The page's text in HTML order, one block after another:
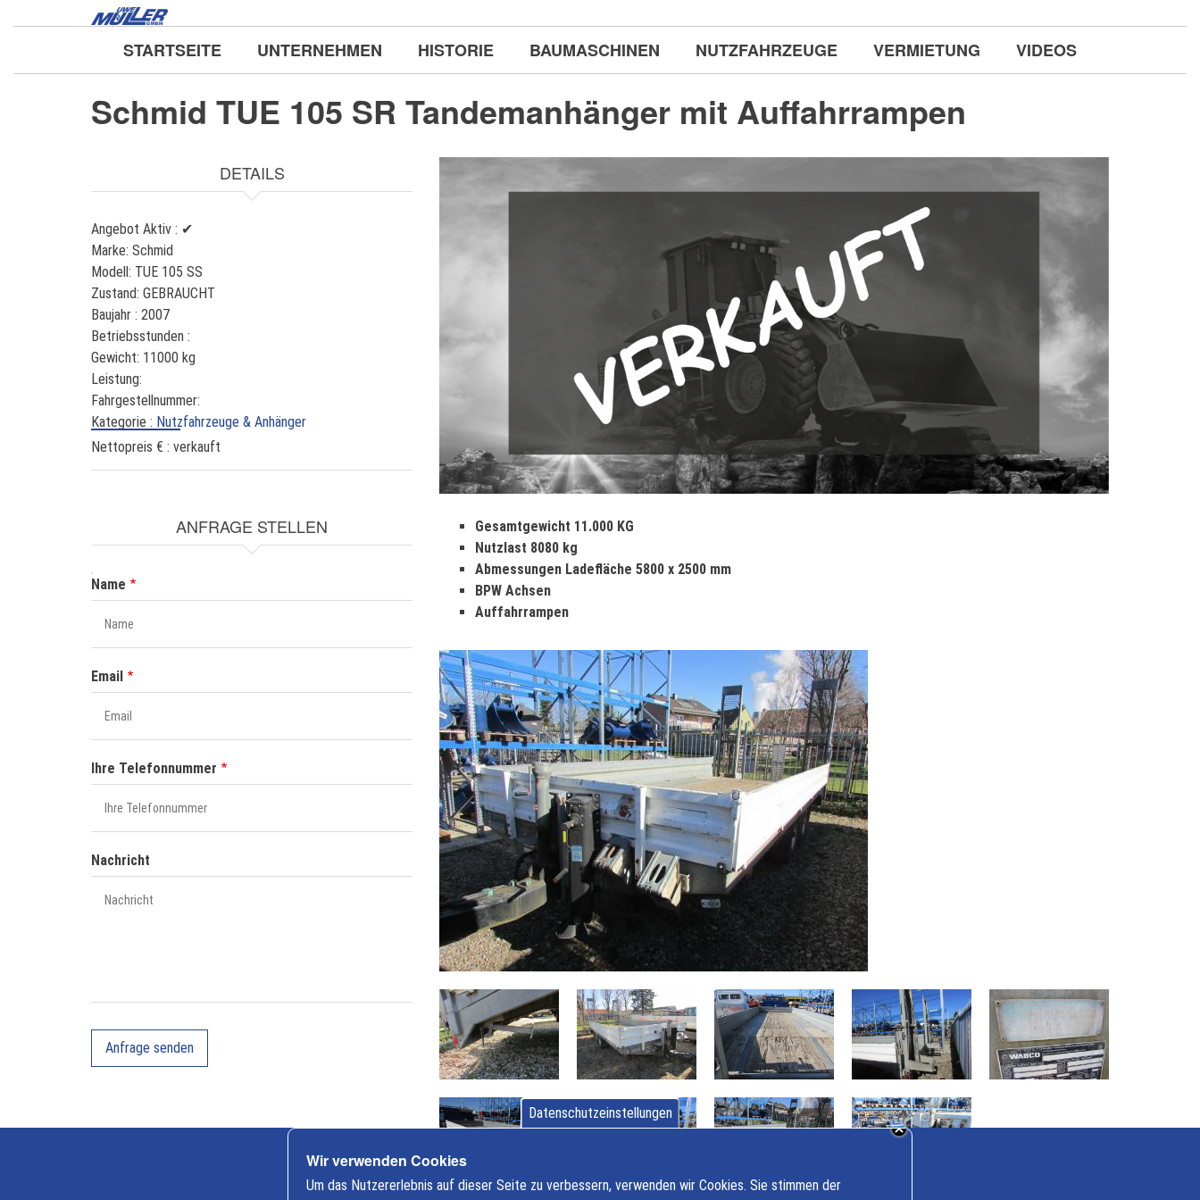
zum
STARTSEITE UNTERNEHMEN HISTORIE BAUMASCHINEN NUTZFAHRZEUGE VERMIETUNG VIDEOS
Schmid TUE 105 SR Tandemanhänger mit Auffahrrampen
T
U
E
1
0
5
S
R
T
a
n
d
e
m
a
n
h
ä
n
g
e
r
m
t
A
Gesamtgewicht 11.000 KG
Nutzlast 8080 kg
Abmessungen Ladefläche 5800 x 2500 mm
BPW Achsen
Auffahrrampen
DETAILS
Angebot Aktiv : ✔
Marke: Schmid
Modell: TUE 105 SS
Zustand: GEBRAUCHT
Baujahr : 2007
Betriebsstunden :
Gewicht: 11000 kg
Leistung:
Fahrgestellnummer:
Kategorie : Nutzfahrzeuge & Anhänger
Nettopreis € : verkauft
ANFRAGE STELLEN
NAME
Name
Email
Ihre Telefonnummer
Nachricht
Datenschutzeinstellungen
Cookie-
Wir verwenden Cookies
Um das Nutzererlebnis auf dieser Seite zu verbessern, verwenden wir Cookies. Sie stimmen der